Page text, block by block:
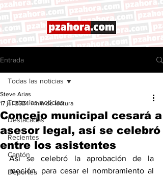
Entrada
Todas las noticias
Destacadas
Recientes
Cantón
Deportes
Todas las noticias
Concejo municipal cesará a
asesor legal, así se celebró
entre los asistentes
Steve Arias
17 jul 2024 1 min de lectura
Así se celebró la aprobación de la
moción, para cesar el nombramiento al